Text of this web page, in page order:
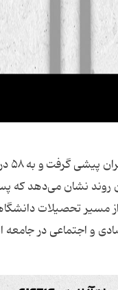
روند نشان می‌دهد که
مسیر تحصیلات